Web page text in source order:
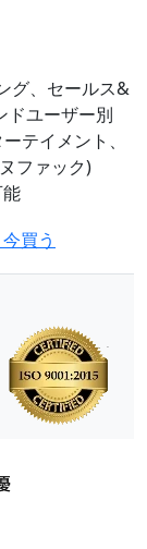
グ、セールス&
ドユーザー別
テイメント、
ファック)
今買う